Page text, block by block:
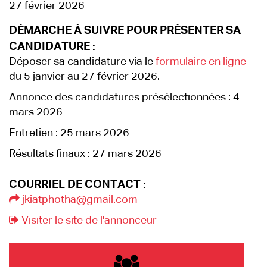
27 février 2026
DÉMARCHE À SUIVRE POUR PRÉSENTER SA
CANDIDATURE :
Déposer sa candidature via le formulaire en ligne
du 5 janvier au 27 février 2026.
Annonce des candidatures présélectionnées : 4
mars 2026
Entretien : 25 mars 2026
Résultats finaux : 27 mars 2026
COURRIEL DE CONTACT :
jkiatphotha@gmail.com
Visiter le site de l'annonceur